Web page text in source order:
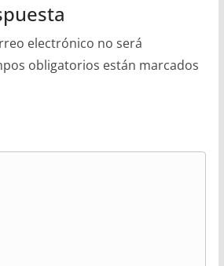
electrónico no será
obligatorios están marcados